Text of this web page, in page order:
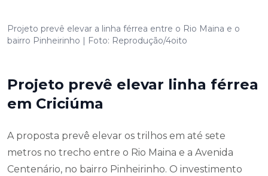
Projeto prevê elevar a linha férrea entre o Rio Maina e o
bairro Pinheirinho | Foto: Reprodução/4oito
Projeto prevê elevar linha férrea
em Criciúma
A proposta prevê elevar os trilhos em até sete
metros no trecho entre o Rio Maina e a Avenida
Centenário, no bairro Pinheirinho. O investimento